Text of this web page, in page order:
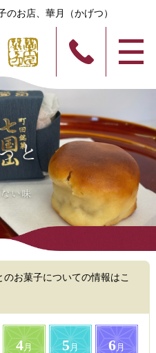
お店、華月（かげつ）
のお菓子についての情報はこ
4月 5月 6月